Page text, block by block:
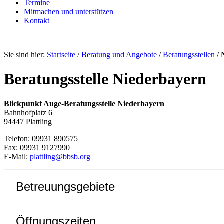
Termine
Mitmachen und unterstützen
Kontakt
Sie sind hier: Startseite /Beratung und Angebote /Beratungsstellen /
Beratungsstelle Niederbayern
Blickpunkt Auge-Beratungsstelle Niederbayern
Bahnhofplatz 6
94447 Plattling
Telefon: 09931 890575
Fax: 09931 9127990
E-Mail: plattling@bbsb.org
Betreuungsgebiete
Öffnungszeiten